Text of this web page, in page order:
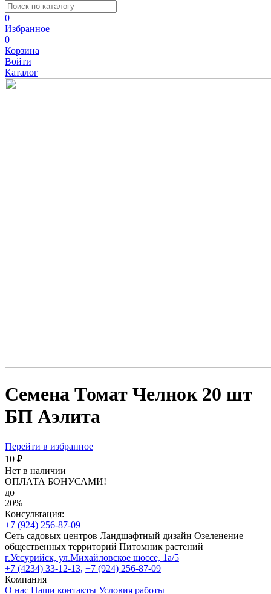
0
Избранное
0
Корзина
Войти
Каталог
Семена Томат Челнок 20 шт
БП Аэлита
Перейти в избранное
10 ₽
Нет в наличии
ОПЛАТА БОНУСАМИ!
до
20%
Консультация:
+7 (924) 256-87-09
Сеть садовых центров Ландшафтный дизайн Озеленение
общественных территорий Питомник растений
г.Уссурийск, ул.Михайловское шоссе, 1а/5
+7 (4234) 33-12-13, +7 (924) 256-87-09
Компания
О нас Наши контакты Условия работы